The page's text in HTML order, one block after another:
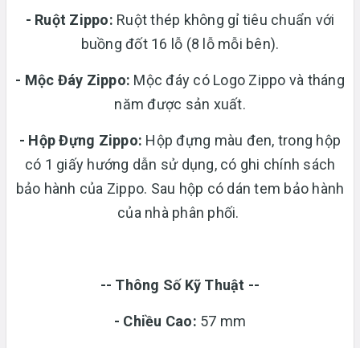
- Ruột Zippo: Ruột thép không gỉ tiêu chuẩn với
buồng đốt 16 lỗ (8 lỗ mỗi bên).
- Mộc Đáy Zippo: Mộc đáy có Logo Zippo và tháng
năm được sản xuất.
- Hộp Đựng Zippo: Hộp đựng màu đen, trong hộp
có 1 giấy hướng dẫn sử dụng, có ghi chính sách
bảo hành của Zippo. Sau hộp có dán tem bảo hành
của nhà phân phối.
-- Thông Số Kỹ Thuật --
- Chiều Cao: 57 mm